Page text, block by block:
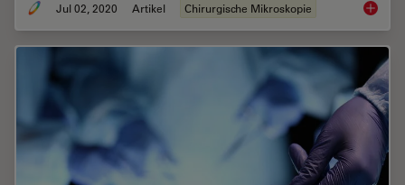
Jul 02, 2020 Artikel Chirurgische Mikroskopie